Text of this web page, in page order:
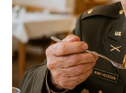
Pijte ovaj napitak odmah
Djelovanje sastojaka:
Limunje bogat
borbi protiv prehlade i